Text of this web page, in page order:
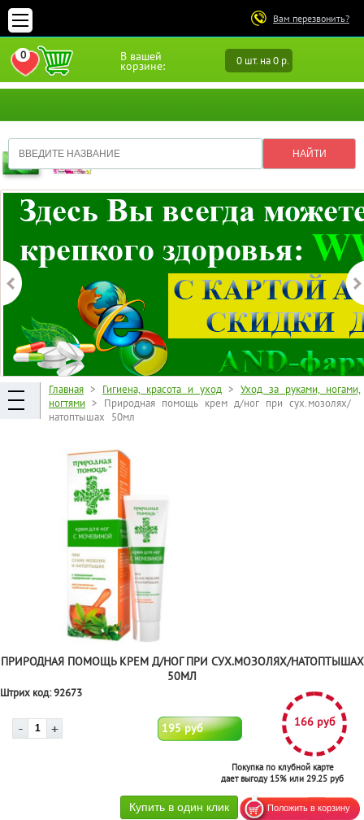
Вам перезвонить?
В вашей
корзине: 0 шт. на 0 р.
0
ПЕРЕЙТИ В ИЗБРАННОЕ
Главная > Гигиена, красота и уход > Уход за руками, ногами,
ногтями > Природная помощь крем д/ног при сух.мозолях/
натоптышах 50мл
ПРИРОДНАЯ ПОМОЩЬ КРЕМ Д/НОГ ПРИ СУХ.МОЗОЛЯХ/НАТОПТЫШАХ
50МЛ
Штрих код:92673
195 руб 166 руб
Покупка по клубной карте
дает выгоду 15% или 29.25 руб